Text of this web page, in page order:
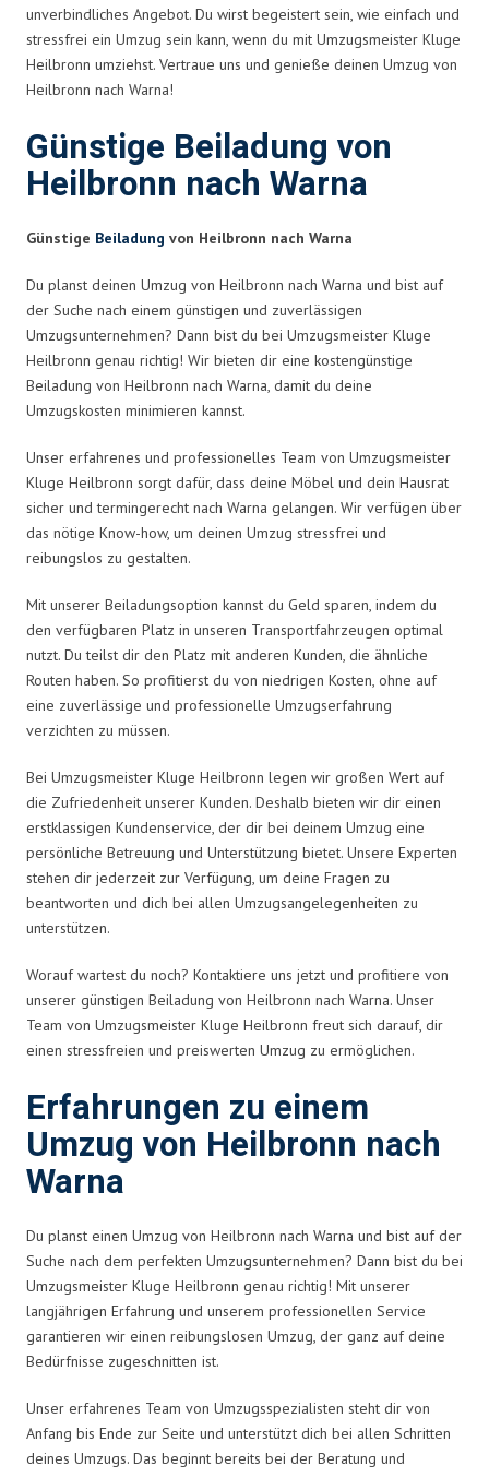
unverbindliches Angebot. Du wirst begeistert sein, wie einfach und
stressfrei ein Umzug sein kann, wenn du mit Umzugsmeister Kluge
Heilbronn umziehst. Vertraue uns und genieße deinen Umzug von
Heilbronn nach Warna!
Günstige Beiladung von
Heilbronn nach Warna
Günstige Beiladung von Heilbronn nach Warna
Du planst deinen Umzug von Heilbronn nach Warna und bist auf
der Suche nach einem günstigen und zuverlässigen
Umzugsunternehmen? Dann bist du bei Umzugsmeister Kluge
Heilbronn genau richtig! Wir bieten dir eine kostengünstige
Beiladung von Heilbronn nach Warna, damit du deine
Umzugskosten minimieren kannst.
Unser erfahrenes und professionelles Team von Umzugsmeister
Kluge Heilbronn sorgt dafür, dass deine Möbel und dein Hausrat
sicher und termingerecht nach Warna gelangen. Wir verfügen über
das nötige Know-how, um deinen Umzug stressfrei und
reibungslos zu gestalten.
Mit unserer Beiladungsoption kannst du Geld sparen, indem du
den verfügbaren Platz in unseren Transportfahrzeugen optimal
nutzt. Du teilst dir den Platz mit anderen Kunden, die ähnliche
Routen haben. So profitierst du von niedrigen Kosten, ohne auf
eine zuverlässige und professionelle Umzugserfahrung
verzichten zu müssen.
Bei Umzugsmeister Kluge Heilbronn legen wir großen Wert auf
die Zufriedenheit unserer Kunden. Deshalb bieten wir dir einen
erstklassigen Kundenservice, der dir bei deinem Umzug eine
persönliche Betreuung und Unterstützung bietet. Unsere Experten
stehen dir jederzeit zur Verfügung, um deine Fragen zu
beantworten und dich bei allen Umzugsangelegenheiten zu
unterstützen.
Worauf wartest du noch? Kontaktiere uns jetzt und profitiere von
unserer günstigen Beiladung von Heilbronn nach Warna. Unser
Team von Umzugsmeister Kluge Heilbronn freut sich darauf, dir
einen stressfreien und preiswerten Umzug zu ermöglichen.
Erfahrungen zu einem
Umzug von Heilbronn nach
Warna
Du planst einen Umzug von Heilbronn nach Warna und bist auf der
Suche nach dem perfekten Umzugsunternehmen? Dann bist du bei
Umzugsmeister Kluge Heilbronn genau richtig! Mit unserer
langjährigen Erfahrung und unserem professionellen Service
garantieren wir einen reibungslosen Umzug, der ganz auf deine
Bedürfnisse zugeschnitten ist.
Unser erfahrenes Team von Umzugsspezialisten steht dir von
Anfang bis Ende zur Seite und unterstützt dich bei allen Schritten
deines Umzugs. Das beginnt bereits bei der Beratung und